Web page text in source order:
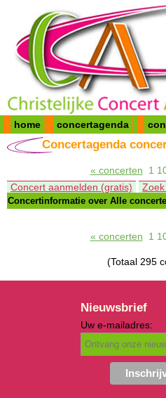
home concertagenda
Concertagenda
« concerten 1
Concert aanmelden (gratis)
Concertinformatie over Alle
« concerten 1
(Totaal 295
Nieuwsbrief
Uw e-mailadres: